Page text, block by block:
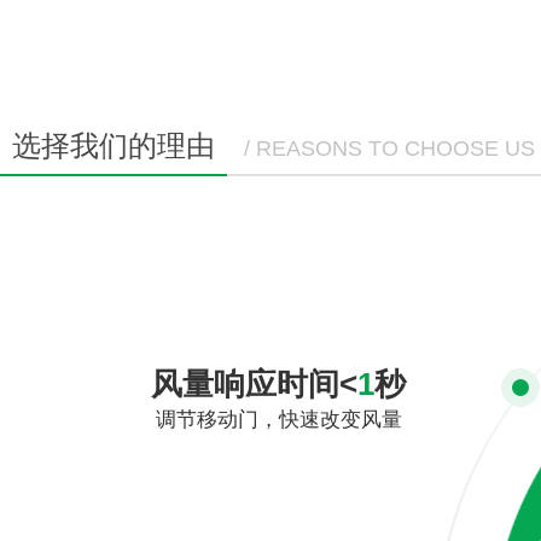
选择我们的理由 / REASONS TO CHOOSE US
风量响应时间<1秒
调节移动门，快速改变风量